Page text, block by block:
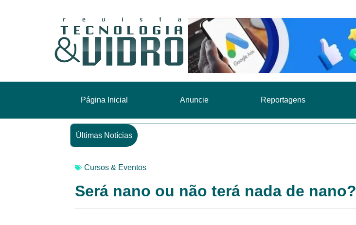
Página Inicial Anuncie Reportagens
Últimas Notícias
Cursos & Eventos
Será nano ou não terá nada de nano?